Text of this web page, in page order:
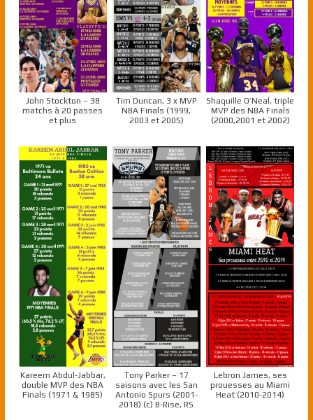
John Stockton – 38
matchs à 20 passes
et plus
Tim Duncan, 3 x MVP
NBA Finals (1999,
2003 et 2005)
Shaquille O’Neal, triple
MVP des NBA Finals
(2000,2001 et 2002)
Kareem Abdul-Jabbar,
double MVP des NBA
Finals (1971 & 1985)
Tony Parker – 17
saisons avec les San
Antonio Spurs (2001-
2018) (c) B-Rise, RS
Lebron James, ses
prouesses au Miami
Heat (2010-2014)